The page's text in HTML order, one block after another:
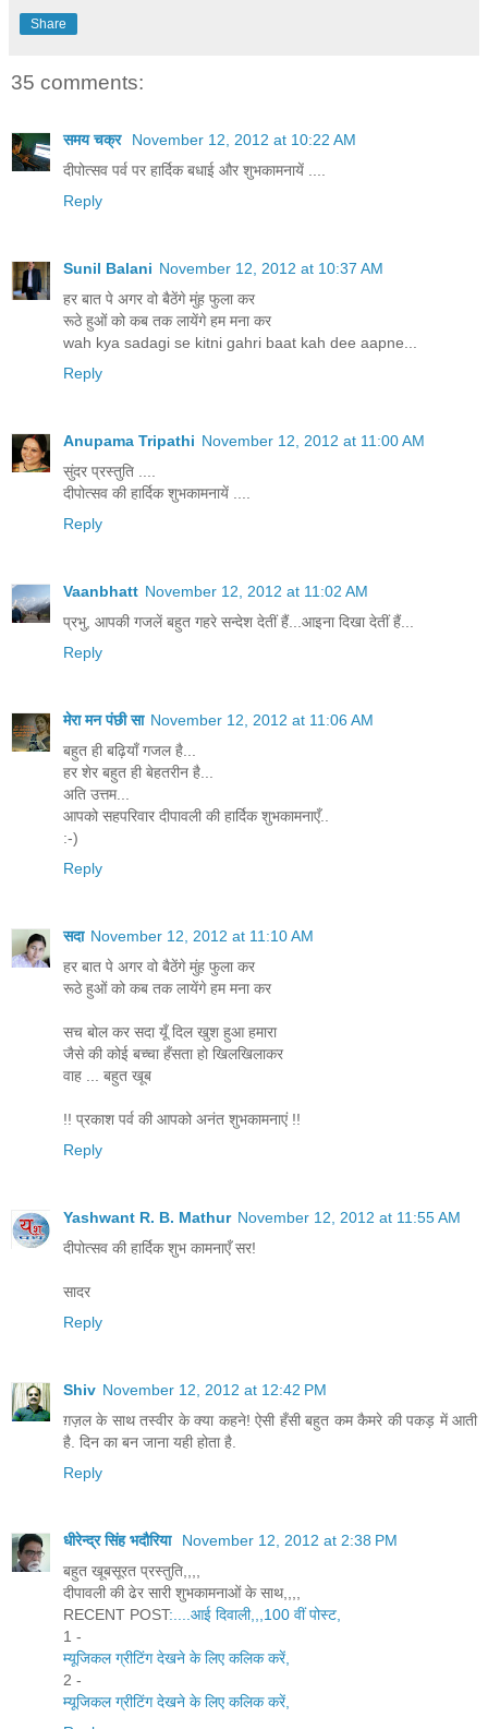
Share
35 comments:
समय चक्र
November 12, 2012 at 10:22 AM
दीपोत्सव पर्व पर हार्दिक बधाई और शुभकामनायें ....
Reply
Sunil Balani November 12, 2012 at 10:37 AM
हर बात पे अगर वो बैठेंगे मुंह फुला कर
रूठे हुओं को कब तक लायेंगे हम मना कर
wah kya sadagi se kitni gahri baat kah dee aapne...
Reply
Anupama Tripathi November 12, 2012 at 11:00 AM
सुंदर प्रस्तुति ....
दीपोत्सव की हार्दिक शुभकामनायें ....
Reply
Vaanbhatt November 12, 2012 at 11:02 AM
प्रभु, आपकी गजलें बहुत गहरे सन्देश देतीं हैं...आइना दिखा देतीं हैं...
Reply
मेरा मन पंछी सा November 12, 2012 at 11:06 AM
बहुत ही बढ़ियाँ गजल है...
हर शेर बहुत ही बेहतरीन है...
अति उत्तम...
आपको सहपरिवार दीपावली की हार्दिक शुभकामनाएँ..
:-)
Reply
सदा November 12, 2012 at 11:10 AM
हर बात पे अगर वो बैठेंगे मुंह फुला कर
रूठे हुओं को कब तक लायेंगे हम मना कर
सच बोल कर सदा यूँ दिल खुश हुआ हमारा
जैसे की कोई बच्चा हँसता हो खिलखिलाकर
वाह ... बहुत खूब
!! प्रकाश पर्व की आपको अनंत शुभकामनाएं !!
Reply
Yashwant R. B. Mathur November 12, 2012 at 11:55 AM
दीपोत्सव की हार्दिक शुभ कामनाएँ सर!
सादर
Reply
Shiv November 12, 2012 at 12:42 PM
ग़ज़ल के साथ तस्वीर के क्या कहने! ऐसी हँसी बहुत कम कैमरे की पकड़ में आती
है. दिन का बन जाना यही होता है.
Reply
धीरेन्द्र सिंह भदौरिया
November 12, 2012 at 2:38 PM
बहुत खूबसूरत प्रस्तुति,,,,
दीपावली की ढेर सारी शुभकामनाओं के साथ,,,,
RECENT POST:....आई दिवाली,,,100 वीं पोस्ट,
1 -
म्यूजिकल ग्रीटिंग देखने के लिए कलिक करें,
2 -
म्यूजिकल ग्रीटिंग देखने के लिए कलिक करें,